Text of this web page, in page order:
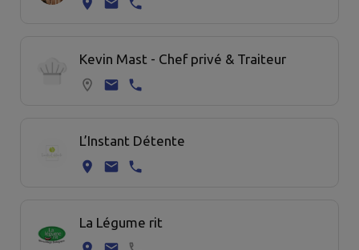
Kevin Mast - Chef privé & Traiteur
L’Instant Détente
La Légume rit